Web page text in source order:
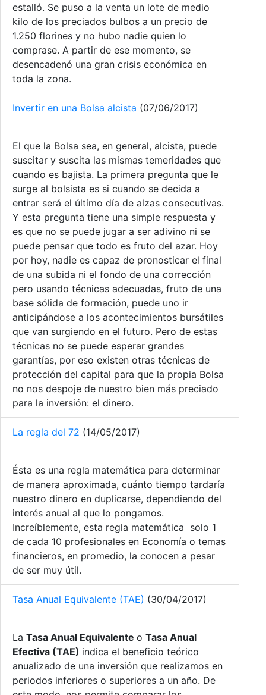
estalló. Se puso a la venta un lote de medio
kilo de los preciados bulbos a un precio de
1.250 florines y no hubo nadie quien lo
comprase. A partir de ese momento, se
desencadenó una gran crisis económica en
toda la zona.
Invertir en una Bolsa alcista (07/06/2017)
El que la Bolsa sea, en general, alcista, puede
suscitar y suscita las mismas temeridades que
cuando es bajista. La primera pregunta que le
surge al bolsista es si cuando se decida a
entrar será el último día de alzas consecutivas.
Y esta pregunta tiene una simple respuesta y
es que no se puede jugar a ser adivino ni se
puede pensar que todo es fruto del azar. Hoy
por hoy, nadie es capaz de pronosticar el final
de una subida ni el fondo de una corrección
pero usando técnicas adecuadas, fruto de una
base sólida de formación, puede uno ir
anticipándose a los acontecimientos bursátiles
que van surgiendo en el futuro. Pero de estas
técnicas no se puede esperar grandes
garantías, por eso existen otras técnicas de
protección del capital para que la propia Bolsa
no nos despoje de nuestro bien más preciado
para la inversión: el dinero.
La regla del 72 (14/05/2017)
Ésta es una regla matemática para determinar
de manera aproximada, cuánto tiempo tardaría
nuestro dinero en duplicarse, dependiendo del
interés anual al que lo pongamos.
Increíblemente, esta regla matemática solo 1
de cada 10 profesionales en Economía o temas
financieros, en promedio, la conocen a pesar
de ser muy útil.
Tasa Anual Equivalente (TAE) (30/04/2017)
La Tasa Anual Equivalente o Tasa Anual
Efectiva (TAE) indica el beneficio teórico
anualizado de una inversión que realizamos en
periodos inferiores o superiores a un año. De